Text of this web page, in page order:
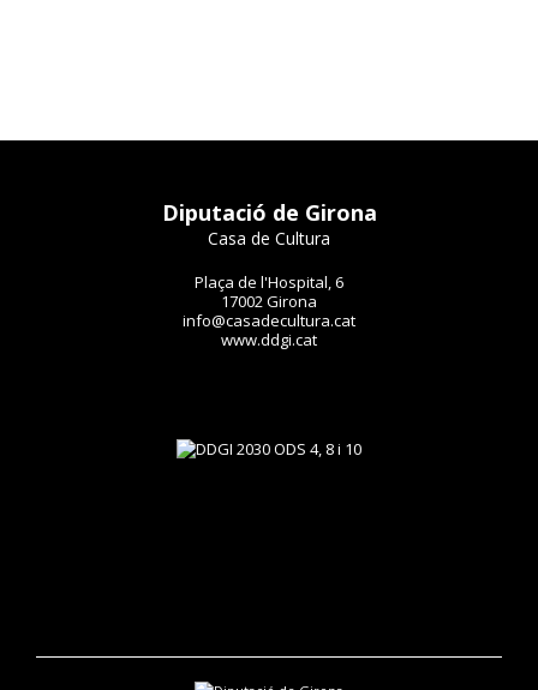
Diputació de Girona
Casa de Cultura
Plaça de l'Hospital, 6
17002 Girona
info@casadecultura.cat
www.ddgi.cat